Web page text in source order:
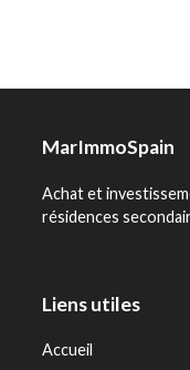
MarImmoSpain
Achat et
résidences
Liens utiles
Accueil